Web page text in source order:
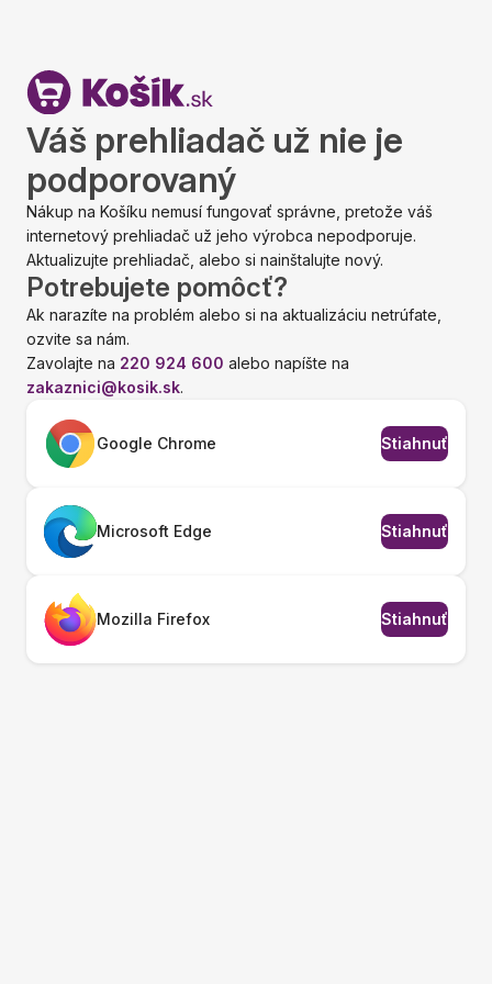
Váš prehliadač už nie je
podporovaný
Nákup na Košíku nemusí fungovať správne, pretože váš
internetový prehliadač už jeho výrobca nepodporuje.
Aktualizujte prehliadač, alebo si nainštalujte nový.
Potrebujete pomôcť?
Ak narazíte na problém alebo si na aktualizáciu netrúfate,
ozvite sa nám.
Zavolajte na 220 924 600 alebo napíšte na
zakaznici@kosik.sk.
Google Chrome Stiahnuť
Microsoft Edge Stiahnuť
Mozilla Firefox Stiahnuť